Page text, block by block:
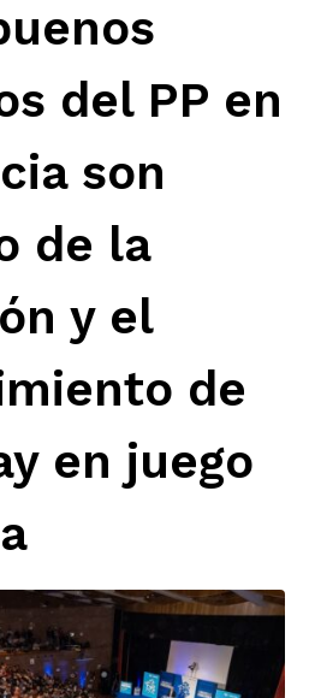
del PP en
son
de la
y el
de
en juego